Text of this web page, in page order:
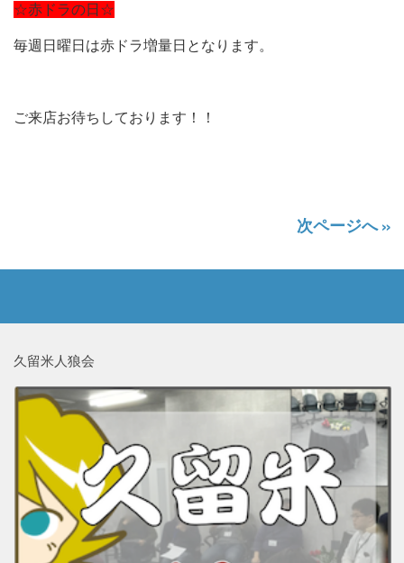
☆赤ドラの日☆
毎週日曜日は赤ドラ増量日となります。
ご来店お待ちしております！！
次ページへ »
久留米人狼会